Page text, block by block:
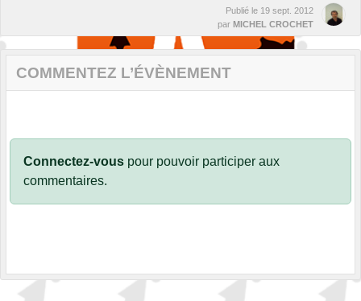
Publié le 19 sept. 2012
par MICHEL CROCHET
COMMENTEZ L’ÉVÈNEMENT
Connectez-vous pour pouvoir participer aux
commentaires.